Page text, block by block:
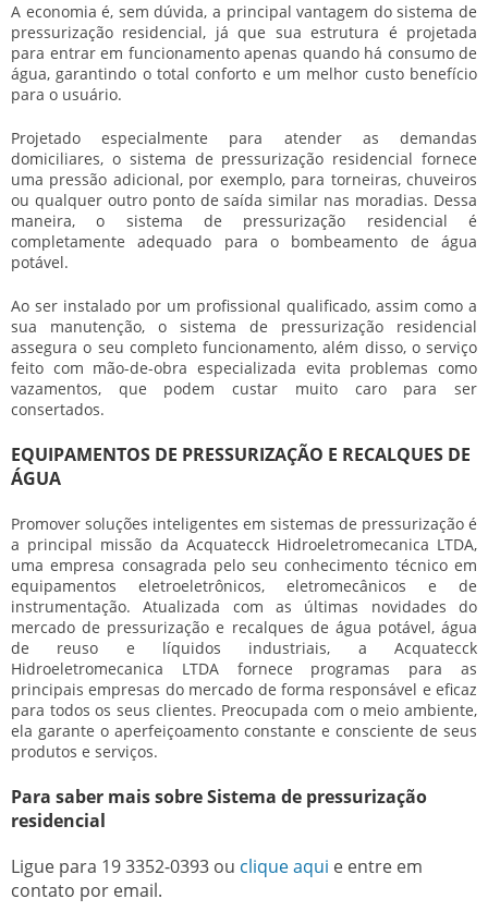
A economia é, sem dúvida, a principal vantagem dosistema de
pressurização residencial, já que sua estrutura é projetada
para entrar em funcionamento apenas quando há consumo de
água, garantindo o total conforto e um melhor custo benefício
para o usuário.
Projetado especialmente para atender as demandas
domiciliares, o sistema de pressurização residencial fornece
uma pressão adicional, por exemplo, para torneiras, chuveiros
ou qualquer outro ponto de saída similar nas moradias. Dessa
maneira, o sistema de pressurização residencial é
completamente adequado para o bombeamento de água
potável.
Ao ser instalado por um profissional qualificado, assim como a
sua manutenção, o sistema de pressurização residencial
assegura o seu completo funcionamento, além disso, o serviço
feito com mão-de-obra especializada evita problemas como
vazamentos, que podem custar muito caro para ser
consertados.
EQUIPAMENTOS DE PRESSURIZAÇÃO E RECALQUES DE
ÁGUA
Promover soluções inteligentes em sistemas de pressurização é
a principal missão da Acquatecck Hidroeletromecanica LTDA,
uma empresa consagrada pelo seu conhecimento técnico em
equipamentos eletroeletrônicos, eletromecânicos e de
instrumentação. Atualizada com as últimas novidades do
mercado de pressurização e recalques de água potável, água
de reuso e líquidos industriais, a Acquatecck
Hidroeletromecanica LTDA fornece programas para as
principais empresas do mercado de forma responsável e eficaz
para todos os seus clientes. Preocupada com o meio ambiente,
ela garante o aperfeiçoamento constante e consciente de seus
produtos e serviços.
Para saber mais sobre Sistema de pressurização
residencial
Ligue para 19 3352-0393 ou clique aqui e entre em
contato por email.